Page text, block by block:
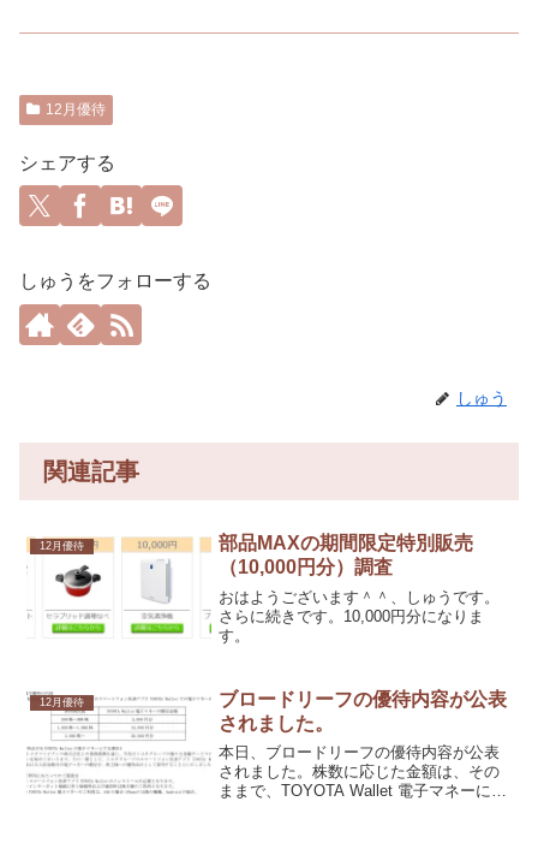
12月優待
シェアする
しゅうをフォローする
しゅう
関連記事
12月優待
部品MAXの期間限定特別販売
（10,000円分）調査
おはようございます＾＾、しゅうです。
さらに続きです。10,000円分になりま
す。
12月優待
ブロードリーフの優待内容が公表
されました。
本日、ブロードリーフの優待内容が公表
されました。株数に応じた金額は、その
ままで、TOYOTA Wallet 電子マネーにな